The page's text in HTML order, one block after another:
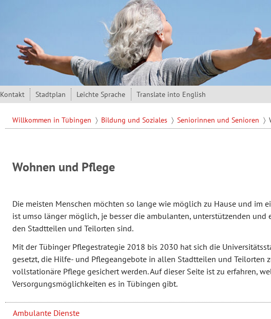
Kontakt Stadtplan Leichte Sprache Translate into English
Willkommen in Tübingen Bildung und Soziales Seniorinnen und Senioren
Wohnen und Pflege
Die meisten Menschen möchten so lange wie möglich zu Hause und im
ist umso länger möglich, je besser die ambulanten, unterstützenden und
den Stadtteilen und Teilorten sind.
Mit der Tübinger Pflegestrategie 2018 bis 2030 hat sich die
gesetzt, die Hilfe- und Pflegeangebote in allen Stadtteilen und Teilorten
vollstationäre Pflege gesichert werden. Auf dieser Seite ist zu erfahren,
Versorgungsmöglichkeiten es in Tübingen gibt.
Ambulante Dienste